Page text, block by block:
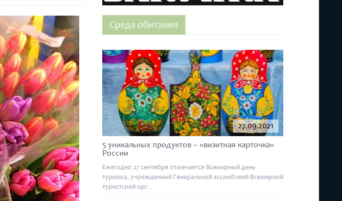
Среда обитания
5 уникальных продуктов – «визитная карточка»
России
27.09.2021
Ежегодно 27 сентября отмечается Всемирный день
туризма, учрежденный Генеральной ассамблеей Всемирной
туристской орг...